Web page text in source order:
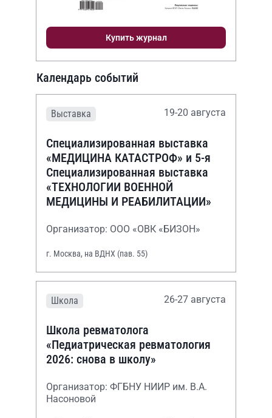
Купить журнал
Календарь событий
Выставка 19-20 августа
Специализированная выставка
«МЕДИЦИНА КАТАСТРОФ» и 5-я
Специализированная выставка
«ТЕХНОЛОГИИ ВОЕННОЙ
МЕДИЦИНЫ И РЕАБИЛИТАЦИИ»
Организатор: ООО «ОВК «БИЗОН»
г. Москва, на ВДНХ (пав. 55)
Школа 26-27 августа
Школа ревматолога
«Педиатрическая ревматология
2026: снова в школу»
Организатор: ФГБНУ НИИР им. В.А.
Насоновой